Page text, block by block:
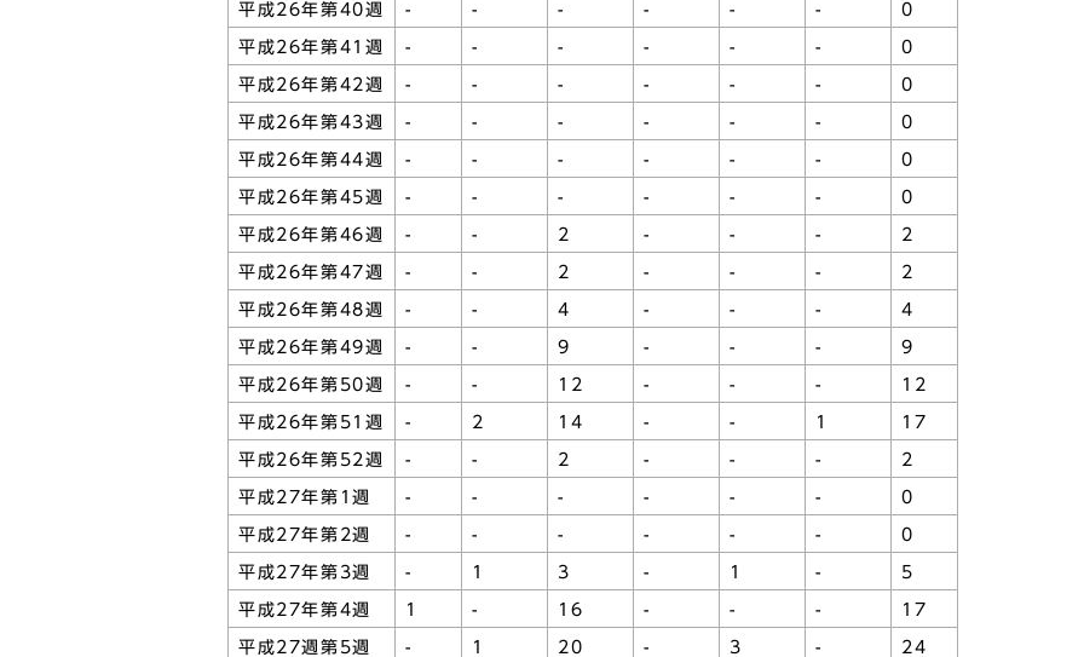
平成26年第40週 - - - - - - 0
平成26年第41週 - - - - - - 0
平成26年第42週 - - - - - - 0
平成26年第43週 - - - - - - 0
平成26年第44週 - - - - - - 0
平成26年第45週 - - - - - - 0
平成26年第46週 - - 2 - - - 2
平成26年第47週 - - 2 - - - 2
平成26年第48週 - - 4 - - - 4
平成26年第49週 - - 9 - - - 9
平成26年第50週 - - 12 - - - 12
平成26年第51週 - 2 14 - - 1 17
平成26年第52週 - - 2 - - - 2
平成27年第1週 - - - - - - 0
平成27年第2週 - - - - - - 0
平成27年第3週 - 1 3 - 1 - 5
平成27年第4週 1 - 16 - - - 17
平成27週第5週 - 1 20 - 3 - 24